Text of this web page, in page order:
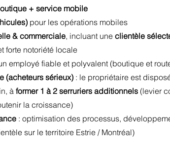
+ service mobile
pour les opérations mobiles
& commerciale, incluant une clientèle
forte notoriété locale
employé fiable et polyvalent (boutique et
(acheteurs sérieux) : le propriétaire est
à former 1 à 2 serruriers additionnels (levier
la croissance)
: optimisation des processus,
sur le territoire Estrie / Montréal)